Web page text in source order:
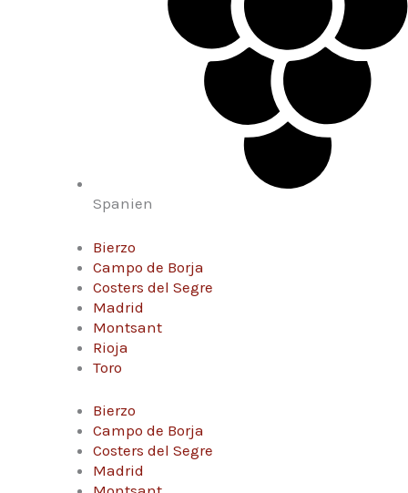
Spanien
Bierzo
Campo de Borja
Costers del Segre
Madrid
Montsant
Rioja
Toro
Bierzo
Campo de Borja
Costers del Segre
Madrid